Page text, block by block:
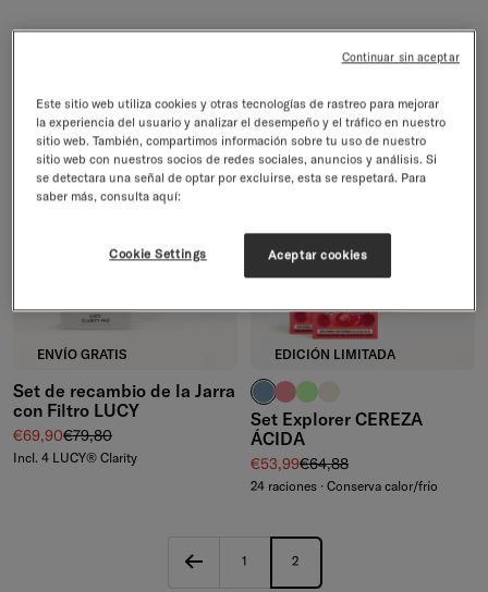
32 productos
-12%
ENVÍO GRATIS
Set de recambio de la Jarra
con Filtro LUCY
Precio de venta
€69,90Precio normal
€79,80
Incl. 4 LUCY® Clarity
-17%
EDICIÓN LIMITADA
azul ceniza
rosa pálido
verde waterdrop®
marfil
Set Explorer CEREZA
ÁCIDA
Precio de venta
€53,99Precio normal
€64,88
24 raciones · Conserva calor/frío
1 2
Este sitio web utiliza cookies y otras tecnologías de rastreo para mejorar
la experiencia del usuario y analizar el desempeño y el tráfico en nuestro
sitio web. También, compartimos información sobre tu uso de nuestro
sitio web con nuestros socios de redes sociales, anuncios y análisis. Si
se detectara una señal de optar por excluirse, esta se respetará. Para
saber más, consulta aquí:
Aceptar cookies
Cookie Settings
Continuar sin aceptar